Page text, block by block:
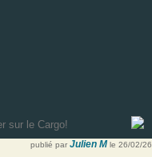
publié par Julien M le 26/02/26